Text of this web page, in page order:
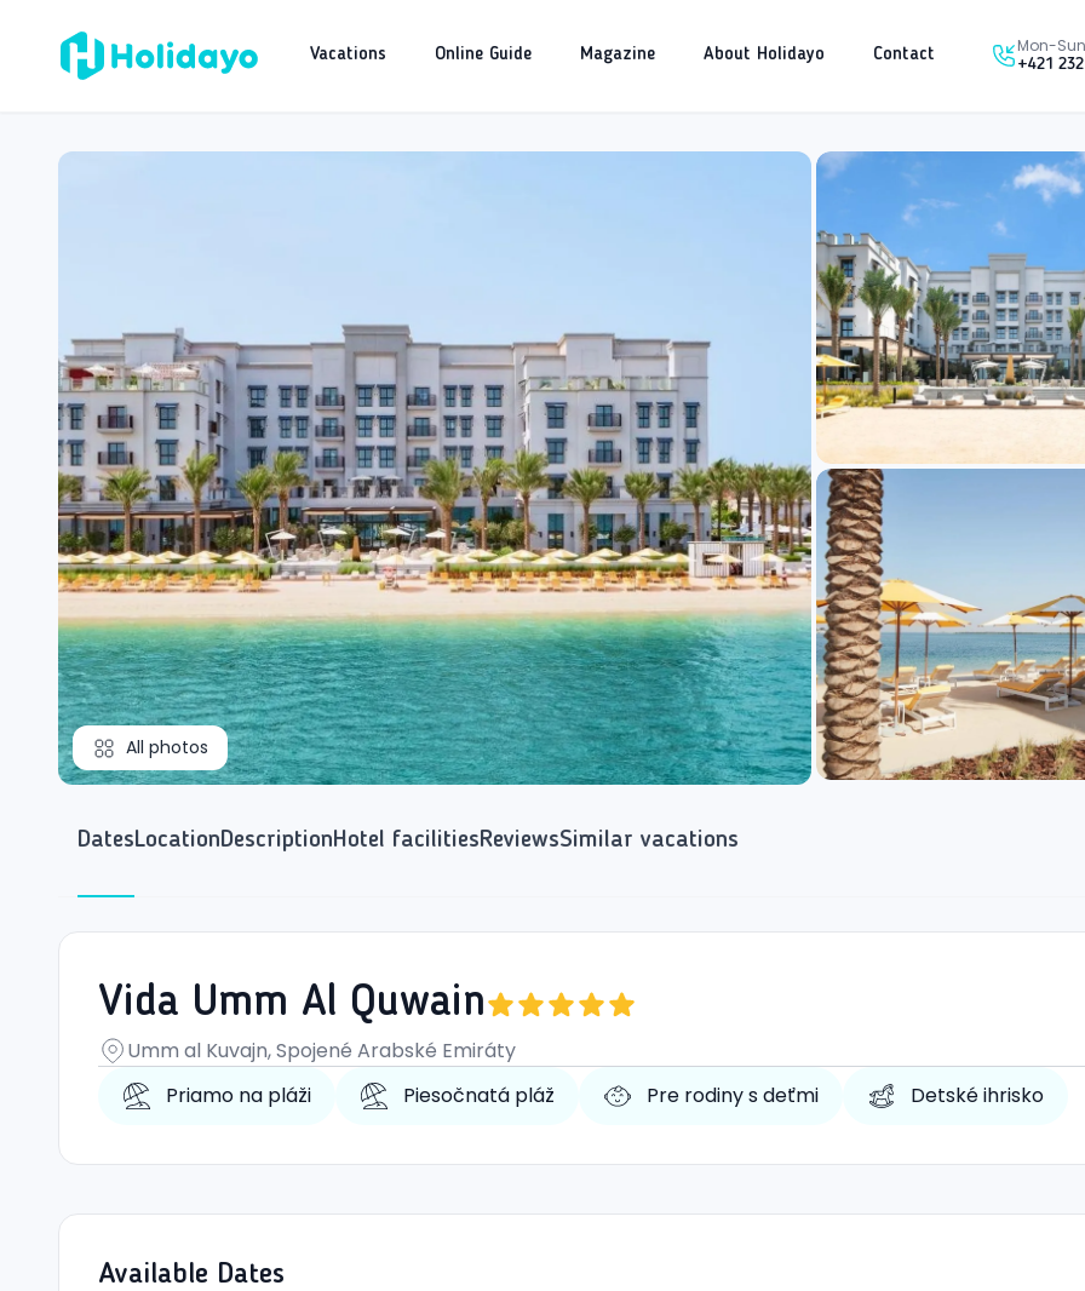
Vacations Online Guide Magazine About Holidayo Contact Mon-
+421
All photos
DatesLocationDescriptionHotel facilitiesReviewsSimilar vacations
Vida Umm Al Quwain
Umm al Kuvajn, Spojené Arabské Emiráty
Priamo na pláži
Piesočnatá pláž Pre rodiny s deťmi Detské ihrisko
Available Dates